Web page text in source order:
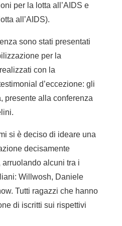
per la lotta all’AIDS e
all’AIDS).
sono stati presentati
per la
con la
d’eccezione: gli
presente alla conferenza
si è deciso di ideare una
decisamente
alcuni tra i
Willwosh, Daniele
Tutti ragazzi che hanno
di iscritti sui rispettivi